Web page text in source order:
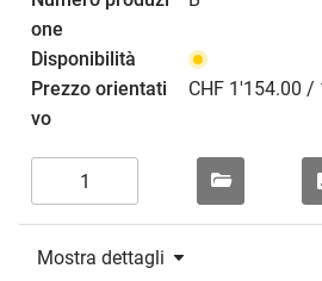
CHF 1'154.00 /
Mostra dettagli